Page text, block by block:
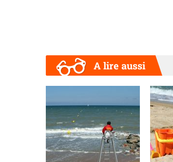
A lire aussi